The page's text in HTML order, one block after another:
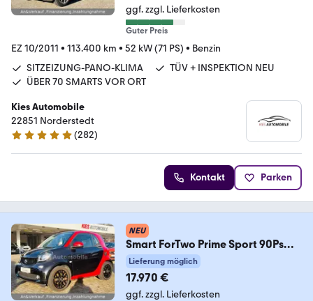
ggf. zzgl. Lieferkosten
Guter Preis
EZ 10/2011 • 113.400 km • 52 kW (71 PS) • Benzin
SITZEIZUNG-PANO-KLIMA
TÜV + INSPEKTION NEU
ÜBER 70 SMARTS VOR ORT
Kies Automobile
22851 Norderstedt
4.8 Sterne
(282)
Kontakt Parken
NEU
Smart ForTwo Prime Sport 90Ps
AUTOM/NAVI/LEDER/PANO
Lieferung möglich
17.970 €
ggf. zzgl. Lieferkosten